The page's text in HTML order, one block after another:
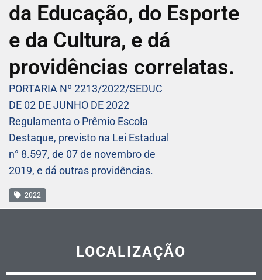
da Educação, do Esporte
e da Cultura, e dá
providências correlatas.
PORTARIA Nº 2213/2022/SEDUC
DE 02 DE JUNHO DE 2022
Regulamenta o Prêmio Escola
Destaque, previsto na Lei Estadual
n° 8.597, de 07 de novembro de
2019, e dá outras providências.
2022
LOCALIZAÇÃO